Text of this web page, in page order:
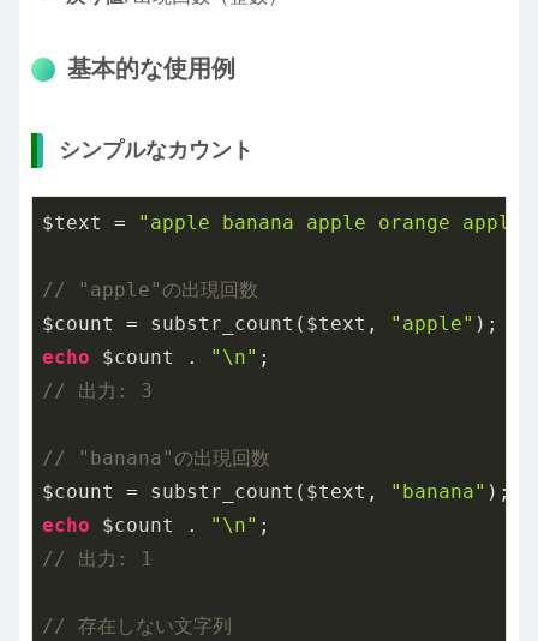
基本的な使用例
シンプルなカウント
$text = "apple banana apple orange apple"
// "apple"の出現回数
$count = substr_count($text,
"apple"
echo $count . "\n"
// 出力: 3
// "banana"の出現回数
$count = substr_count($text,
"banana"
echo $count . "\n"
// 出力: 1
// 存在しない文字列